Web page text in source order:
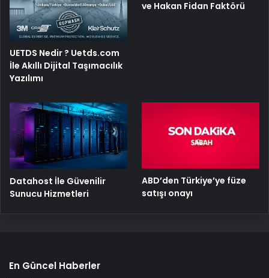
UETDS Nedir ? Uetds.com
İle Akıllı Dijital Taşımacılık
Yazılımı
ve Hakan Fidan Faktörü
Datahost İle Güvenilir
Sunucu Hizmetleri
ABD’den Türkiye’ye füze
satışı onayı
En Güncel Haberler